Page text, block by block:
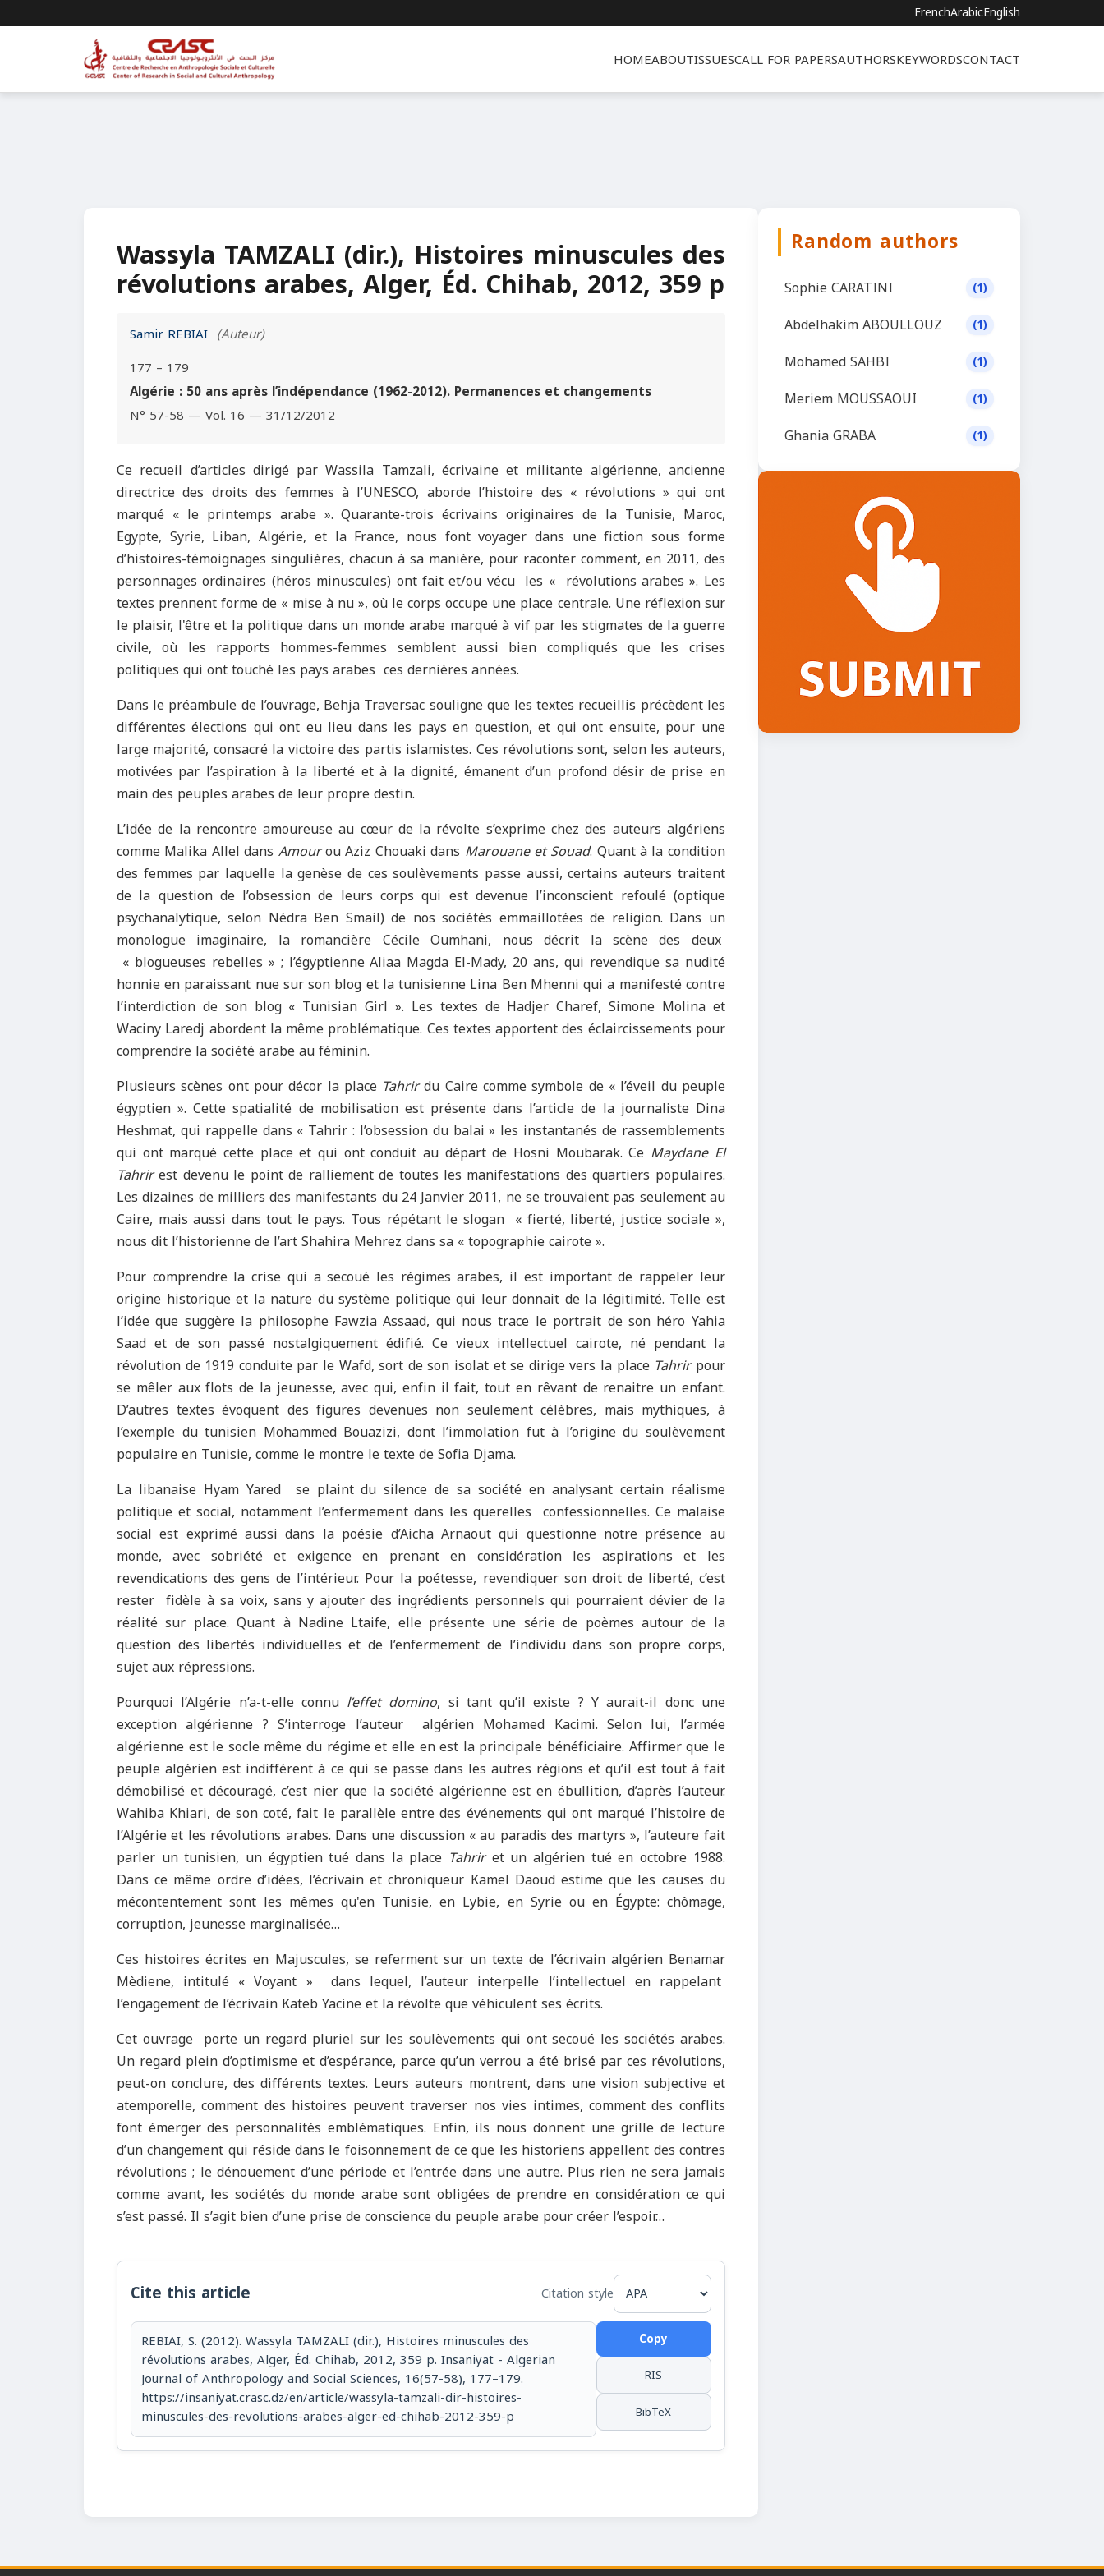
FrenchArabicEnglish
HOMEABOUTISSUESCALL FOR PAPERSAUTHORSKEYWORDSCONTACT
Wassyla TAMZALI (dir.), Histoires minuscules des
révolutions arabes, Alger, Éd. Chihab, 2012, 359 p
Samir REBIAI (Auteur)
177 – 179
Algérie : 50 ans après l’indépendance (1962-2012). Permanences et changements
N° 57-58 — Vol. 16 — 31/12/2012
Ce recueil d’articles dirigé par Wassila Tamzali, écrivaine et militante algérienne, ancienne
directrice des droits des femmes à l’UNESCO, aborde l’histoire des « révolutions » qui ont
marqué « le printemps arabe ». Quarante-trois écrivains originaires de la Tunisie, Maroc,
Egypte, Syrie, Liban, Algérie, et la France, nous font voyager dans une fiction sous forme
d’histoires-témoignages singulières, chacun à sa manière, pour raconter comment, en 2011, des
personnages ordinaires (héros minuscules) ont fait et/ou vécu les « révolutions arabes ». Les
textes prennent forme de « mise à nu », où le corps occupe une place centrale. Une réflexion sur
le plaisir, l'être et la politique dans un monde arabe marqué à vif par les stigmates de la guerre
civile, où les rapports hommes-femmes semblent aussi bien compliqués que les crises
politiques qui ont touché les pays arabes ces dernières années.
Dans le préambule de l’ouvrage, Behja Traversac souligne que les textes recueillis précèdent les
différentes élections qui ont eu lieu dans les pays en question, et qui ont ensuite, pour une
large majorité, consacré la victoire des partis islamistes. Ces révolutions sont, selon les auteurs,
motivées par l’aspiration à la liberté et à la dignité, émanent d’un profond désir de prise en
main des peuples arabes de leur propre destin.
L’idée de la rencontre amoureuse au cœur de la révolte s’exprime chez des auteurs algériens
comme Malika Allel dans Amourou Aziz Chouaki dans Marouane et Souad. Quant à la condition
des femmes par laquelle la genèse de ces soulèvements passe aussi, certains auteurs traitent
de la question de l’obsession de leurs corps qui est devenue l’inconscient refoulé (optique
psychanalytique, selon Nédra Ben Smail) de nos sociétés emmaillotées de religion. Dans un
monologue imaginaire, la romancière Cécile Oumhani, nous décrit la scène des deux
« blogueuses rebelles » ; l’égyptienne Aliaa Magda El-Mady, 20 ans, qui revendique sa nudité
honnie en paraissant nue sur son blog et la tunisienne Lina Ben Mhenni qui a manifesté contre
l’interdiction de son blog « Tunisian Girl ». Les textes de Hadjer Charef, Simone Molina et
Waciny Laredj abordent la même problématique. Ces textes apportent des éclaircissements pour
comprendre la société arabe au féminin.
Plusieurs scènes ont pour décor la place Tahrirdu Caire comme symbole de « l’éveil du peuple
égyptien ». Cette spatialité de mobilisation est présente dans l’article de la journaliste Dina
Heshmat, qui rappelle dans « Tahrir : l’obsession du balai » les instantanés de rassemblements
qui ont marqué cette place et qui ont conduit au départ de Hosni Moubarak. Ce Maydane El
Tahrirest devenu le point de ralliement de toutes les manifestations des quartiers populaires.
Les dizaines de milliers des manifestants du 24 Janvier 2011, ne se trouvaient pas seulement au
Caire, mais aussi dans tout le pays. Tous répétant le slogan « fierté, liberté, justice sociale »,
nous dit l’historienne de l’art Shahira Mehrez dans sa « topographie cairote ».
Pour comprendre la crise qui a secoué les régimes arabes, il est important de rappeler leur
origine historique et la nature du système politique qui leur donnait de la légitimité. Telle est
l’idée que suggère la philosophe Fawzia Assaad, qui nous trace le portrait de son héro Yahia
Saad et de son passé nostalgiquement édifié. Ce vieux intellectuel cairote, né pendant la
révolution de 1919 conduite par le Wafd, sort de son isolat et se dirige vers la place Tahrirpour
se mêler aux flots de la jeunesse, avec qui, enfin il fait, tout en rêvant de renaitre un enfant.
D’autres textes évoquent des figures devenues non seulement célèbres, mais mythiques, à
l’exemple du tunisien Mohammed Bouazizi, dont l’immolation fut à l’origine du soulèvement
populaire en Tunisie, comme le montre le texte de Sofia Djama.
La libanaise Hyam Yared se plaint du silence de sa société en analysant certain réalisme
politique et social, notamment l’enfermement dans les querelles confessionnelles. Ce malaise
social est exprimé aussi dans la poésie d’Aicha Arnaout qui questionne notre présence au
monde, avec sobriété et exigence en prenant en considération les aspirations et les
revendications des gens de l’intérieur. Pour la poétesse, revendiquer son droit de liberté, c’est
rester fidèle à sa voix, sans y ajouter des ingrédients personnels qui pourraient dévier de la
réalité sur place. Quant à Nadine Ltaife, elle présente une série de poèmes autour de la
question des libertés individuelles et de l’enfermement de l’individu dans son propre corps,
sujet aux répressions.
Pourquoi l’Algérie n’a-t-elle connu l’effet domino, si tant qu’il existe ? Y aurait-il donc une
exception algérienne ? S’interroge l’auteur algérien Mohamed Kacimi. Selon lui, l’armée
algérienne est le socle même du régime et elle en est la principale bénéficiaire. Affirmer que le
peuple algérien est indifférent à ce qui se passe dans les autres régions et qu’il est tout à fait
démobilisé et découragé, c’est nier que la société algérienne est en ébullition, d’après l’auteur.
Wahiba Khiari, de son coté, fait le parallèle entre des événements qui ont marqué l’histoire de
l’Algérie et les révolutions arabes. Dans une discussion « au paradis des martyrs », l’auteure fait
parler un tunisien, un égyptien tué dans la place Tahriret un algérien tué en octobre 1988.
Dans ce même ordre d’idées, l’écrivain et chroniqueur Kamel Daoud estime que les causes du
mécontentement sont les mêmes qu'en Tunisie, en Lybie, en Syrie ou en Égypte: chômage,
corruption, jeunesse marginalisée…
Ces histoires écrites en Majuscules, se referment sur un texte de l’écrivain algérien Benamar
Mèdiene, intitulé « Voyant » dans lequel, l’auteur interpelle l’intellectuel en rappelant
l’engagement de l’écrivain Kateb Yacine et la révolte que véhiculent ses écrits.
Cet ouvrage porte un regard pluriel sur les soulèvements qui ont secoué les sociétés arabes.
Un regard plein d’optimisme et d’espérance, parce qu’un verrou a été brisé par ces révolutions,
peut-on conclure, des différents textes. Leurs auteurs montrent, dans une vision subjective et
atemporelle, comment des histoires peuvent traverser nos vies intimes, comment des conflits
font émerger des personnalités emblématiques. Enfin, ils nous donnent une grille de lecture
d’un changement qui réside dans le foisonnement de ce que les historiens appellent des contres
révolutions ; le dénouement d’une période et l’entrée dans une autre. Plus rien ne sera jamais
comme avant, les sociétés du monde arabe sont obligées de prendre en considération ce qui
s’est passé. Il s’agit bien d’une prise de conscience du peuple arabe pour créer l’espoir…
Cite this article Citation style
REBIAI, S. (2012). Wassyla TAMZALI (dir.), Histoires minuscules des
révolutions arabes, Alger, Éd. Chihab, 2012, 359 p. Insaniyat - Algerian
Journal of Anthropology and Social Sciences, 16(57-58), 177–179.
https://insaniyat.crasc.dz/en/article/wassyla-tamzali-dir-histoires-
minuscules-des-revolutions-arabes-alger-ed-chihab-2012-359-p
Copy
RIS
BibTeX
Random authors
Sophie CARATINI (1)
Abdelhakim ABOULLOUZ (1)
Mohamed SAHBI (1)
Meriem MOUSSAOUI (1)
Ghania GRABA (1)